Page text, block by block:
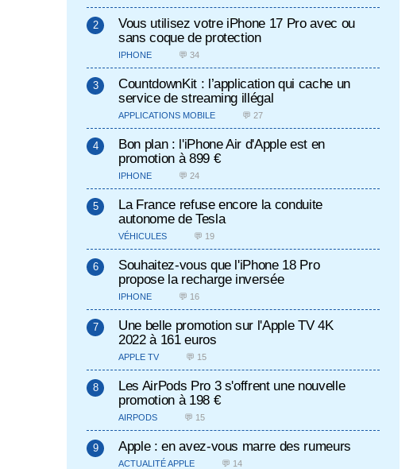
Vous utilisez votre iPhone 17 Pro avec ou
sans coque de protection
IPHONE 💬 34
CountdownKit : l’application qui cache un
service de streaming illégal
APPLICATIONS MOBILE 💬 27
Bon plan : l'iPhone Air d'Apple est en
promotion à 899 €
IPHONE 💬 24
La France refuse encore la conduite
autonome de Tesla
VÉHICULES 💬 19
Souhaitez-vous que l'iPhone 18 Pro
propose la recharge inversée
IPHONE 💬 16
Une belle promotion sur l'Apple TV 4K
2022 à 161 euros
APPLE TV 💬 15
Les AirPods Pro 3 s'offrent une nouvelle
promotion à 198 €
AIRPODS 💬 15
Apple : en avez-vous marre des rumeurs
ACTUALITÉ APPLE 💬 14